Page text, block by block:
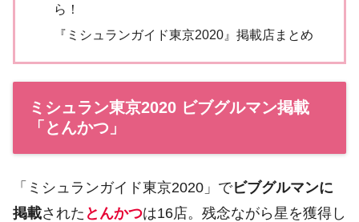
ら！
『ミシュランガイド東京2020』掲載店まとめ
ミシュラン東京2020 ビブグルマン掲載
「とんかつ」
「ミシュランガイド東京2020」でビブグルマンに
掲載された とんかつは16店。残念ながら星を獲得し